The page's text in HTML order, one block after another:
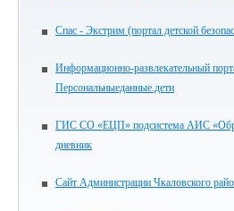
Спас - Экстрим (портал детской
Информационно-развлекательный
Персональныеданные.дети
ГИС СО «ЕЦП» подсистема АИС
дневник
Сайт Администрации Чкаловского